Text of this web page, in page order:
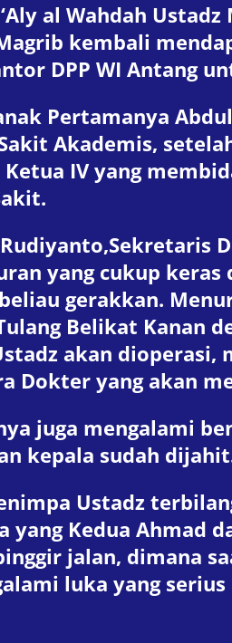
al Wahdah
kembali
DPP WI Antang
Pertamanya
Akademis,
IV yang
yang cukup
gerakkan.
Belikat Kanan
akan
Dokter yang akan
juga mengalami
kepala sudah
Ustadz
yang Kedua Ahmad
jalan, dimana
luka yang